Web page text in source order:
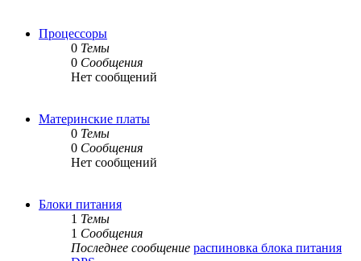
Процессоры
0 Темы
0 Сообщения
Нет сообщений
Материнские платы
0 Темы
0 Сообщения
Нет сообщений
Блоки питания
1 Темы
1 Сообщения
Последнее сообщение распиновка блока питания